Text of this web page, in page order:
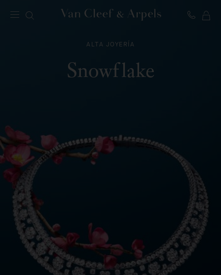
inicio
Van
Cleef
ALTA JOYERÍA
Snowflake